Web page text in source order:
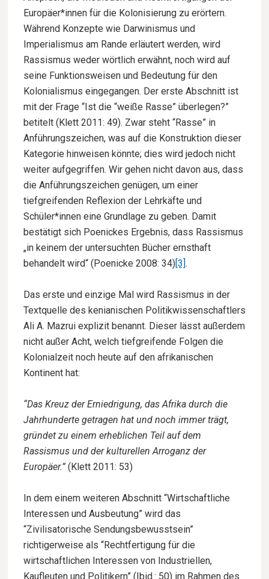
Europäer*innen für die Kolonisierung zu erörtern.
Während Konzepte wie Darwinismus und
Imperialismus am Rande erläutert werden, wird
Rassismus weder wörtlich erwähnt, noch wird auf
seine Funktionsweisen und Bedeutung für den
Kolonialismus eingegangen. Der erste Abschnitt ist
mit der Frage “Ist die “weiße Rasse” überlegen?”
betitelt (Klett 2011: 49). Zwar steht “Rasse” in
Anführungszeichen, was auf die Konstruktion dieser
Kategorie hinweisen könnte; dies wird jedoch nicht
weiter aufgegriffen. Wir gehen nicht davon aus, dass
die Anführungszeichen genügen, um einer
tiefgreifenden Reflexion der Lehrkäfte und
Schüler*innen eine Grundlage zu geben. Damit
bestätigt sich Poenickes Ergebnis, dass Rassismus
„in keinem der untersuchten Bücher ernsthaft
behandelt wird“ (Poenicke 2008: 34)[3].
Das erste und einzige Mal wird Rassismus in der
Textquelle des kenianischen Politikwissenschaftlers
Ali A. Mazrui explizit benannt. Dieser lässt außerdem
nicht außer Acht, welch tiefgreifende Folgen die
Kolonialzeit noch heute auf den afrikanischen
Kontinent hat:
“Das Kreuz der Erniedrigung, das Afrika durch die
Jahrhunderte getragen hat und noch immer trägt,
gründet zu einem erheblichen Teil auf dem
Rassismus und der kulturellen Arroganz der
Europäer.” (Klett 2011: 53)
In dem einem weiteren Abschnitt “Wirtschaftliche
Interessen und Ausbeutung” wird das
“Zivilisatorische Sendungsbewusstsein”
richtigerweise als “Rechtfertigung für die
wirtschaftlichen Interessen von Industriellen,
Kaufleuten und Politikern” (Ibid.: 50) im Rahmen des